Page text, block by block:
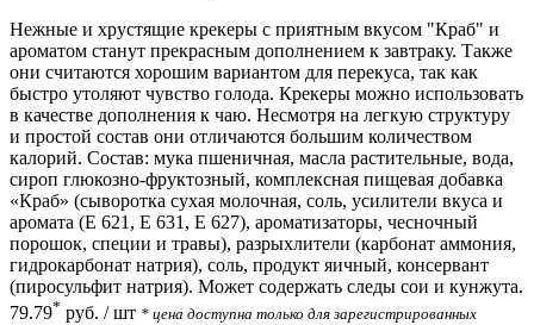
Нежные и хрустящие крекеры с приятным вкусом "Краб" и
ароматом станут прекрасным дополнением к завтраку. Также
они считаются хорошим вариантом для перекуса, так как
быстро утоляют чувство голода. Крекеры можно использовать
в качестве дополнения к чаю. Несмотря на легкую структуру
и простой состав они отличаются большим количеством
калорий. Состав: мука пшеничная, масла растительные, вода,
сироп глюкозно-фруктозный, комплексная пищевая добавка
«Краб» (сыворотка сухая молочная, соль, усилители вкуса и
аромата (Е 621, Е 631, Е 627), ароматизаторы, чесночный
порошок, специи и травы), разрыхлители (карбонат аммония,
гидрокарбонат натрия), соль, продукт яичный, консервант
(пиросульфит натрия). Может содержать следы сои и кунжута.
79.79* руб. / шт * цена доступна только для зарегистрированных